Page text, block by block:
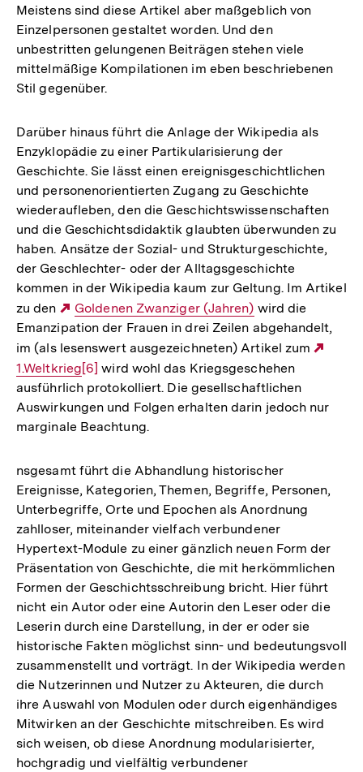
Meistens sind diese Artikel aber maßgeblich von
Einzelpersonen gestaltet worden. Und den
unbestritten gelungenen Beiträgen stehen viele
mittelmäßige Kompilationen im eben beschriebenen
Stil gegenüber.
Darüber hinaus führt die Anlage der Wikipedia als
Enzyklopädie zu einer Partikularisierung der
Geschichte. Sie lässt einen ereignisgeschichtlichen
und personenorientierten Zugang zu Geschichte
wiederaufleben, den die Geschichtswissenschaften
und die Geschichtsdidaktik glaubten überwunden zu
haben. Ansätze der Sozial- und Strukturgeschichte,
der Geschlechter- oder der Alltagsgeschichte
kommen in der Wikipedia kaum zur Geltung. Im Artikel
zu den
Externer
Link:
Goldenen Zwanziger (Jahren) wird die
Emanzipation der Frauen in drei Zeilen abgehandelt,
im (als lesenswert ausgezeichneten) Artikel zum
1.Weltkrieg Zur
Auflösung
der
Fußnote
[6] wird wohl das Kriegsgeschehen
ausführlich protokolliert. Die gesellschaftlichen
Auswirkungen und Folgen erhalten darin jedoch nur
marginale Beachtung.
nsgesamt führt die Abhandlung historischer
Ereignisse, Kategorien, Themen, Begriffe, Personen,
Unterbegriffe, Orte und Epochen als Anordnung
zahlloser, miteinander vielfach verbundener
Hypertext-Module zu einer gänzlich neuen Form der
Präsentation von Geschichte, die mit herkömmlichen
Formen der Geschichtsschreibung bricht. Hier führt
nicht ein Autor oder eine Autorin den Leser oder die
Leserin durch eine Darstellung, in der er oder sie
historische Fakten möglichst sinn- und bedeutungsvoll
zusammenstellt und vorträgt. In der Wikipedia werden
die Nutzerinnen und Nutzer zu Akteuren, die durch
ihre Auswahl von Modulen oder durch eigenhändiges
Mitwirken an der Geschichte mitschreiben. Es wird
sich weisen, ob diese Anordnung modularisierter,
hochgradig und vielfältig verbundener